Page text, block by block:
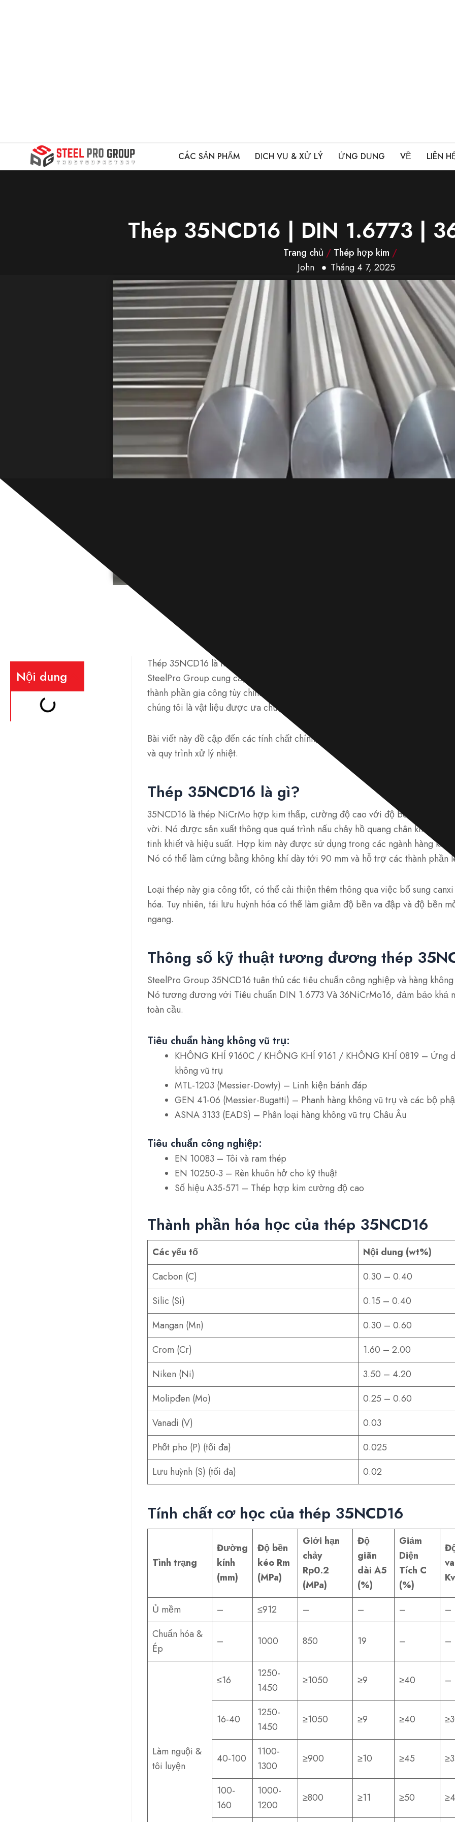
CÁC SẢN PHẨM DỊCH VỤ & XỬ LÝ ỨNG DỤNG VỀ LIÊN
Thép 35NCD16 | DIN 1.6773 |
Trang chủ / Thép hợp kim /
John
Tháng 4 7, 2025
Nội dung
Thép 35NCD16 là hợp kim hiệu suất cao được thiết kế để có độ bền và độ
SteelPro Group cung cấp 35NCD16 ở nhiều dạng khác nhau, bao gồm thanh,
thành phần gia công tùy chỉnh. Với độ bền và khả năng chống mài mòn tuyệt
chúng tôi là vật liệu được ưa chuộng cho các bộ phận kết cấu và cơ khí.
Bài viết này đề cập đến các tính chất chính, tiêu chuẩn công nghiệp, kích
và quy trình xử lý nhiệt.
Thép 35NCD16 là gì?
35NCD16 là thép NiCrMo hợp kim thấp, cường độ cao với độ bền và khả
vời. Nó được sản xuất thông qua quá trình nấu chảy hồ quang chân không
tinh khiết và hiệu suất. Hợp kim này được sử dụng trong các ngành hàng
Nó có thể làm cứng bằng không khí dày tới 90 mm và hỗ trợ các thành phần
Loại thép này gia công tốt, có thể cải thiện thêm thông qua việc bổ sung canxi
hóa. Tuy nhiên, tái lưu huỳnh hóa có thể làm giảm độ bền va đập và độ bền
ngang.
Thông số kỹ thuật tương đương thép
SteelPro Group 35NCD16 tuân thủ các tiêu chuẩn công nghiệp và hàng
Nó tương đương với Tiêu chuẩn DIN 1.6773 Và 36NiCrMo16, đảm bảo khả
toàn cầu.
Tiêu chuẩn hàng không vũ trụ:
KHÔNG KHÍ 9160C / KHÔNG KHÍ 9161 / KHÔNG KHÍ 0819 – Ứng
không vũ trụ
MTL-1203 (Messier-Dowty) – Linh kiện bánh đáp
GEN 41-06 (Messier-Bugatti) – Phanh hàng không vũ trụ và các bộ
ASNA 3133 (EADS) – Phân loại hàng không vũ trụ Châu Âu
Tiêu chuẩn công nghiệp:
EN 10083 – Tôi và ram thép
EN 10250-3 – Rèn khuôn hở cho kỹ thuật
Số hiệu A35-571 – Thép hợp kim cường độ cao
Thành phần hóa học của thép 35NCD16
Các yếu tố
Nội dung (wt%)
Cacbon (C)
0.30 – 0.40
Silic (Si)
0.15 – 0.40
Mangan (Mn)
0.30 – 0.60
Crom (Cr)
1.60 – 2.00
Niken (Ni)
3.50 – 4.20
Molipđen (Mo)
0.25 – 0.60
Vanadi (V)
0.03
Phốt pho (P) (tối đa)
0.025
Lưu huỳnh (S) (tối đa)
0.02
Tính chất cơ học của thép 35NCD16
Tình trạng
Đường
kính
(mm)
Độ bền
kéo Rm
(MPa)
Giới hạn
chảy
Rp0.2
(MPa)
Độ
giãn
dài A5
(%)
Giảm
Diện
Tích C
(%)
Ủ mềm – ≤912 – – – –
Chuẩn hóa &
Ép
– 1000 850 19 – –
Làm nguội &
tôi luyện
≤16
1250-
1450
≥1050 ≥9 ≥40 –
16-40
1250-
1450
≥1050 ≥9 ≥40
40-100
1100-
1300
≥900 ≥10 ≥45
100-
160
1000-
1200
≥800 ≥11 ≥50